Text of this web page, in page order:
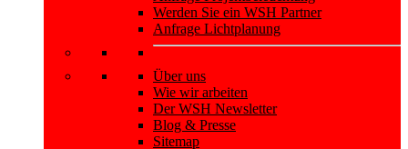
Werden Sie ein WSH Partner
Anfrage Lichtplanung
Über uns
Wie wir arbeiten
Der WSH Newsletter
Blog & Presse
Sitemap